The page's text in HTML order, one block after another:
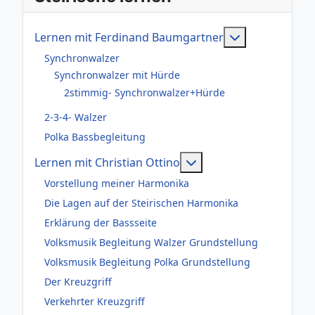
Lernen mit Ferdinand Baumgartner
Synchronwalzer
Synchronwalzer mit Hürde
2stimmig- Synchronwalzer+Hürde
2-3-4- Walzer
Polka Bassbegleitung
Lernen mit Christian Ottino
Vorstellung meiner Harmonika
Die Lagen auf der Steirischen Harmonika
Erklärung der Bassseite
Volksmusik Begleitung Walzer Grundstellung
Volksmusik Begleitung Polka Grundstellung
Der Kreuzgriff
Verkehrter Kreuzgriff